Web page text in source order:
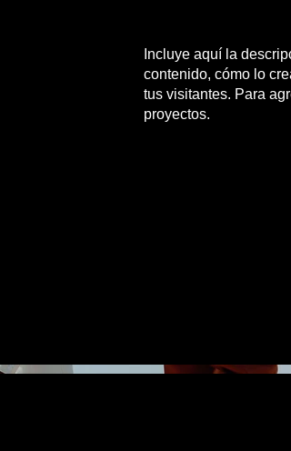
Incluye aquí la
contenido, cómo lo
tus visitantes. Para
proyectos.